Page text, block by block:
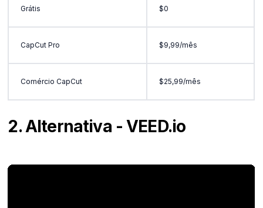
Grátis $0
CapCut Pro $9,99/mês
Comércio CapCut $25,99/mês
2. Alternativa - VEED.io